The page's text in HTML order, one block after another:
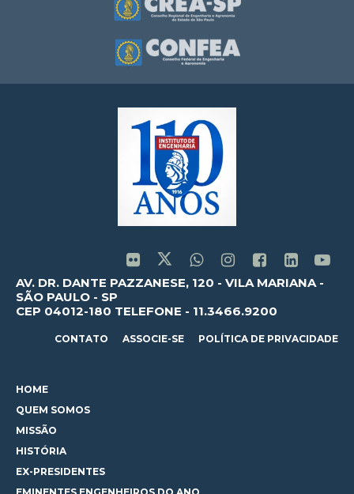
AV. DR. DANTE PAZZANESE, 120 - VILA MARIANA -
SÃO PAULO - SP
CEP 04012-180 TELEFONE - 11.3466.9200
CONTATO ASSOCIE-SE POLÍTICA DE PRIVACIDADE
HOME
QUEM SOMOS
MISSÃO
HISTÓRIA
EX-PRESIDENTES
EMINENTES ENGENHEIROS DO ANO